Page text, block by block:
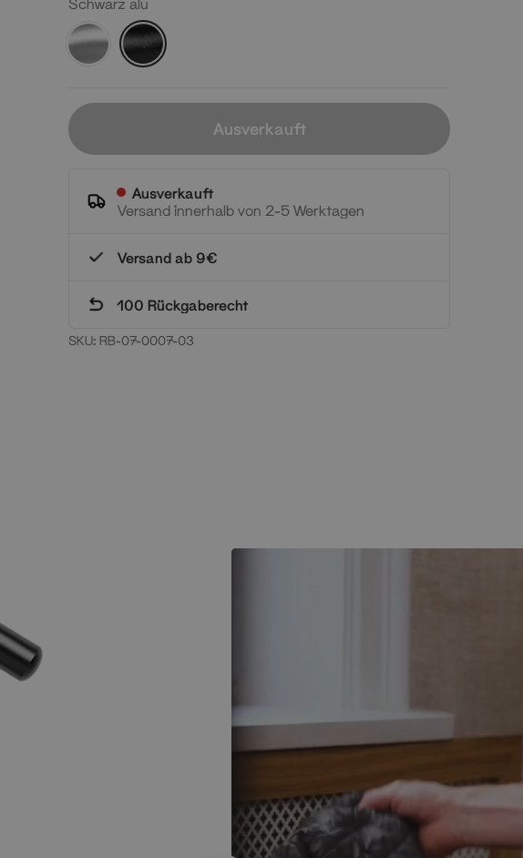
Silber
alu
Schwarz
alu
Ausverkauft
Ausverkauft
Versand innerhalb von 2-5 Werktagen
Versand ab 9€
100 Rückgaberecht
SKU: RB-07-0007-03